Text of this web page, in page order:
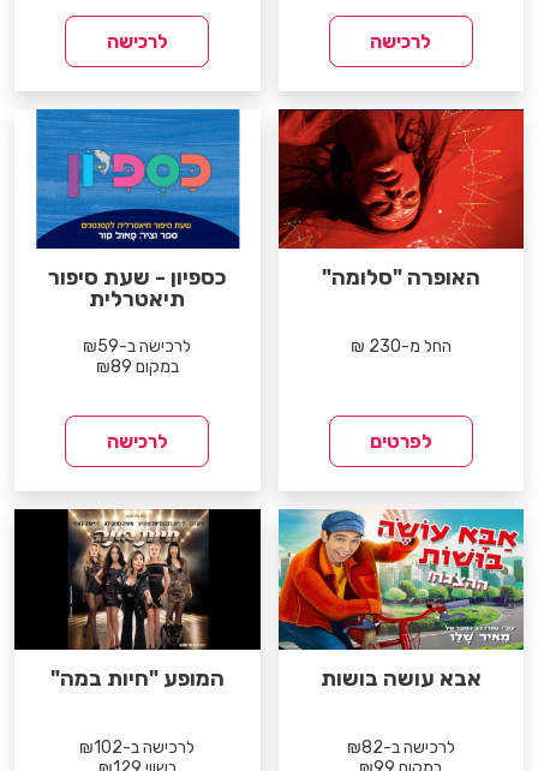
לרכישה לרכישה
האופרה "סלומה"
החל מ-230 ₪
לפרטים
כספיון - שעת סיפור
תיאטרלית
לרכישה ב-₪59
במקום ₪89
לרכישה
אבא עושה בושות
לרכישה ב-₪82
המופע "חיות במה"
לרכישה ב-₪102